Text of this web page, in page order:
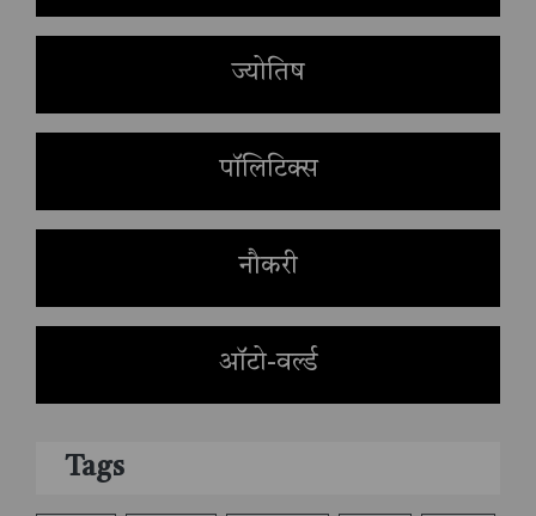
ज्योतिष
पॉलिटिक्स
नौकरी
ऑटो-वर्ल्ड
Tags